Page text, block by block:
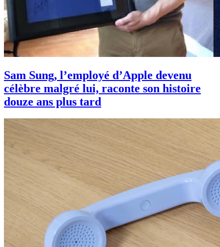
Sam Sung, l’employé d’Apple devenu
célèbre malgré lui, raconte son histoire
douze ans plus tard